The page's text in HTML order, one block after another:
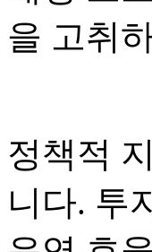
을 고취
정책적
니다. 투